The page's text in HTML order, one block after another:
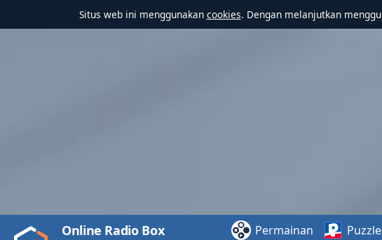
Situs web ini menggunakan cookies. Dengan melanjutkan
Video
Play
Online Radio Box Permainan